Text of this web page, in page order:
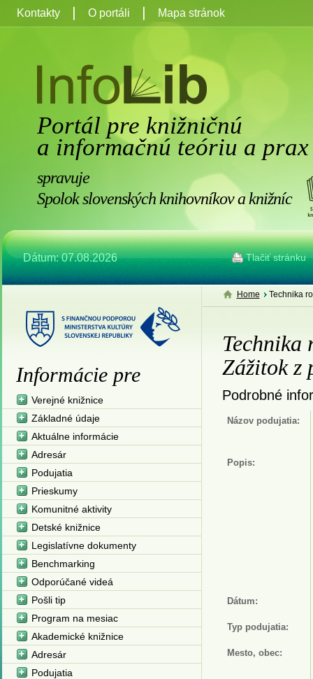
Portál pre knižničnú
a informačnú teóriu a prax
spravuje
Spolok slovenských knihovníkov a knižníc
Dátum: 07.08.2026 Tlačiť stránku
Kontakty O portáli Mapa stránok
Home Technika
Technika
Zážitok z
Podrobné
Názov podujatia:
Popis:
Dátum:
Typ podujatia:
Mesto, obec:
Informácie pre
Verejné knižnice
Základné údaje
Aktuálne informácie
Adresár
Podujatia
Prieskumy
Komunitné aktivity
Detské knižnice
Legislatívne dokumenty
Benchmarking
Odporúčané videá
Pošli tip
Program na mesiac
Akademické knižnice
Adresár
Podujatia